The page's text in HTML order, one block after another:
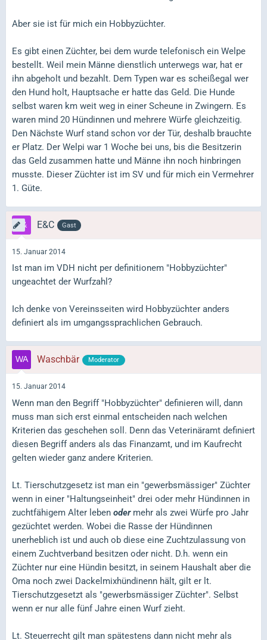
Aber sie ist für mich ein Hobbyzüchter.
Es gibt einen Züchter, bei dem wurde telefonisch ein Welpe
bestellt. Weil mein Männe dienstlich unterwegs war, hat er
ihn abgeholt und bezahlt. Dem Typen war es scheißegal wer
den Hund holt, Hauptsache er hatte das Geld. Die Hunde
selbst waren km weit weg in einer Scheune in Zwingern. Es
waren mind 20 Hündinnen und mehrere Würfe gleichzeitig.
Den Nächste Wurf stand schon vor der Tür, deshalb brauchte
er Platz. Der Welpi war 1 Woche bei uns, bis die Besitzerin
das Geld zusammen hatte und Männe ihn noch hinbringen
musste. Dieser Züchter ist im SV und für mich ein Vermehrer
1. Güte.
E&C Gast
15. Januar 2014
Ist man im VDH nicht per definitionem "Hobbyzüchter"
ungeachtet der Wurfzahl?
Ich denke von Vereinsseiten wird Hobbyzüchter anders
definiert als im umgangssprachlichen Gebrauch.
Waschbär Moderator
15. Januar 2014
Wenn man den Begriff "Hobbyzüchter" definieren will, dann
muss man sich erst einmal entscheiden nach welchen
Kriterien das geschehen soll. Denn das Veterinäramt definiert
diesen Begriff anders als das Finanzamt, und im Kaufrecht
gelten wieder ganz andere Kriterien.
Lt. Tierschutzgesetz ist man ein "gewerbsmässiger" Züchter
wenn in einer "Haltungseinheit" drei oder mehr Hündinnen in
zuchtfähigem Alter leben odermehr als zwei Würfe pro Jahr
gezüchtet werden. Wobei die Rasse der Hündinnen
unerheblich ist und auch ob diese eine Zuchtzulassung von
einem Zuchtverband besitzen oder nicht. D.h. wenn ein
Züchter nur eine Hündin besitzt, in seinem Haushalt aber die
Oma noch zwei Dackelmixhündinenn hält, gilt er lt.
Tierschutzgesetzt als "gewerbsmässiger Züchter". Selbst
wenn er nur alle fünf Jahre einen Wurf zieht.
Lt. Steuerrecht gilt man spätestens dann nicht mehr als